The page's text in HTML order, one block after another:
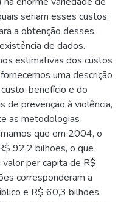
seriam esses custos;
a obtenção desses
de dados.
estimativas dos custos
uma descrição
benefício e do
de prevenção à violência,
as metodologias
que em 2004, o
92,2 bilhões, o que
per capita de R$
corresponderam a
e R$ 60,3 bilhões